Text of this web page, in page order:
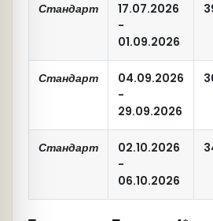
Стандарт
17.07.2026
-
01.09.2026
Стандарт
04.09.2026
-
29.09.2026
Стандарт
02.10.2026
-
06.10.2026